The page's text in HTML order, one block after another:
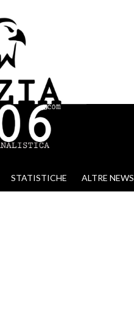
STATISTICHE ALTRE NEWS